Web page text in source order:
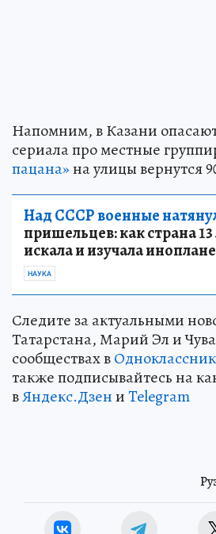
Напомним, в Казани
сериала про местные
пацана»на улицы вернутся
Над СССР военные
пришельцев: как страна
искала и изучала
НАУКА
Следите за актуальными
Татарстана, Марий Эл и
сообществах в
также подписывайтесь на
вЯндекс.ДзениTelegram